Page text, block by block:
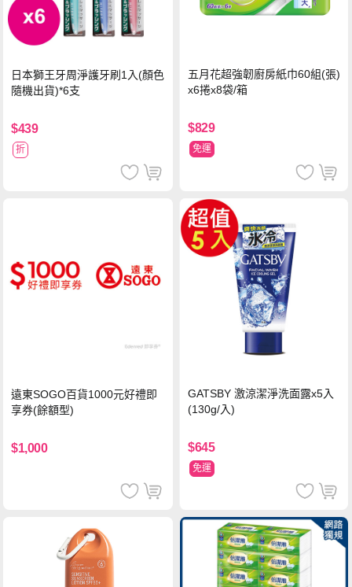
日本獅王牙周淨護牙刷1入(顏色
隨機出貨)*6支
$439
折
五月花超強韌廚房紙巾60組(張)
x6捲x8袋/箱
$829
免運
遠東SOGO百貨1000元好禮即
享券(餘額型)
$1,000
GATSBY 激涼潔淨洗面露x5入
(130g/入)
$645
免運